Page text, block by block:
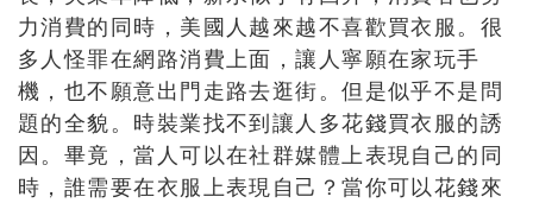
力消費的同時，美國人越來越不喜歡買衣服。很
多人怪罪在網路消費上面，讓人寧願在家玩手
機，也不願意出門走路去逛街。但是似乎不是問
題的全貌。時裝業找不到讓人多花錢買衣服的誘
因。畢竟，當人可以在社群媒體上表現自己的同
時，誰需要在衣服上表現自己？當你可以花錢來